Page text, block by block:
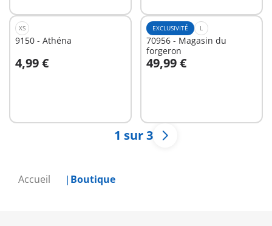
Accueil Boutique
XS
9150 - Athéna
4,99 €
Au panier
EXCLUSIVITÉ L
70956 - Magasin du
forgeron
49,99 €
Au panier
1 sur 3